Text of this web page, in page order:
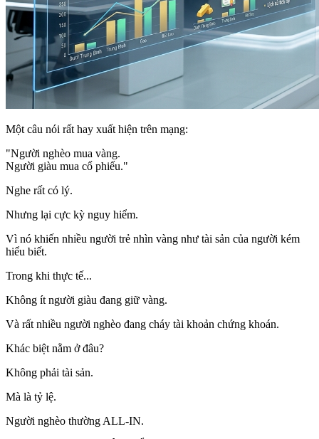
Một câu nói rất hay xuất hiện trên mạng:
"Người nghèo mua vàng.
Người giàu mua cổ phiếu."
Nghe rất có lý.
Nhưng lại cực kỳ nguy hiểm.
Vì nó khiến nhiều người trẻ nhìn vàng như tài sản của người kém
hiểu biết.
Trong khi thực tế...
Không ít người giàu đang giữ vàng.
Và rất nhiều người nghèo đang cháy tài khoản chứng khoán.
Khác biệt nằm ở đâu?
Không phải tài sản.
Mà là tỷ lệ.
Người nghèo thường ALL-IN.